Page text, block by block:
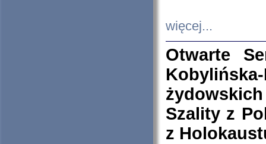
więcej...
Otwarte
Szality z
z